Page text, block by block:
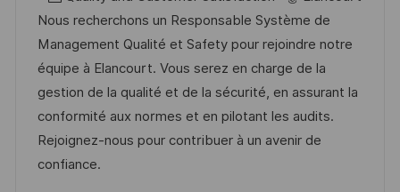
t
u
m
d
e
r
V
b
-
I
D
a
t
e
g
o
r
i
Nous recherchons un Responsable Système de
Management Qualité et Safety pour rejoindre notre
équipe à Elancourt. Vous serez en charge de la
gestion de la qualité et de la sécurité, en assurant la
conformité aux normes et en pilotant les audits.
Rejoignez-nous pour contribuer à un avenir de
confiance.